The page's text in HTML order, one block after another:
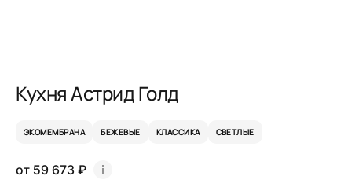
Кухня Астрид Голд
ЭКОМЕМБРАНА БЕЖЕВЫЕ КЛАССИКА СВЕТЛЫЕ
от 59 673 ₽